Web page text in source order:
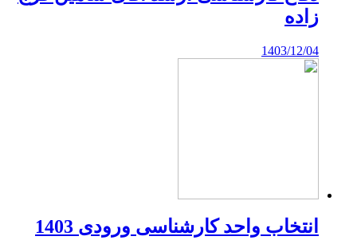
زاده
1403/12/04
انتخاب واحد کارشناسی ورودی 1403